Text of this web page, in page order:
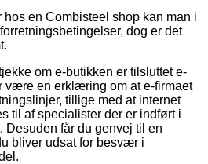
hos en Combisteel shop kan man i
dog er det
om e-butikken er tilsluttet e-
være en erklæring om at e-firmaet
tillige med at internet
til af specialister der er indført i
får du genvej til en
bliver udsat for besvær i